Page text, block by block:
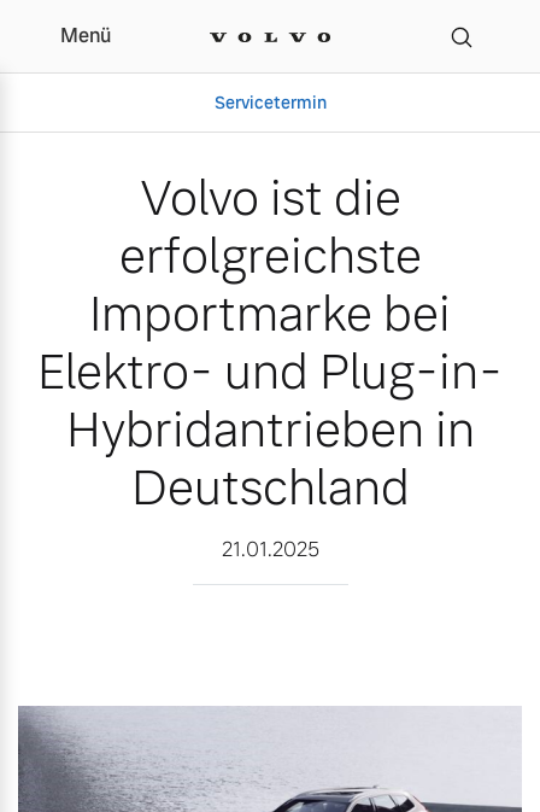
Volvo ist die
Menü
Servicetermin
Aktuelle Zubehörangebote
Gebrauchtwagen
Aktuelle Serviceangebote
Über uns
Unsere News & Events
Volvo ist die
erfolgreichste
Importmarke bei
Elektro- und Plug-in-
Hybridantrieben in
Deutschland
21.01.2025